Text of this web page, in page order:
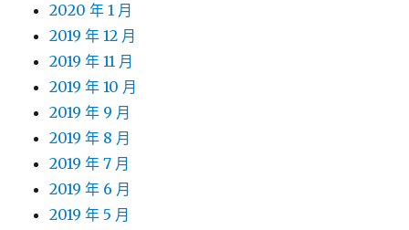
2020 年 1 月
2019 年 12 月
2019 年 11 月
2019 年 10 月
2019 年 9 月
2019 年 8 月
2019 年 7 月
2019 年 6 月
2019 年 5 月